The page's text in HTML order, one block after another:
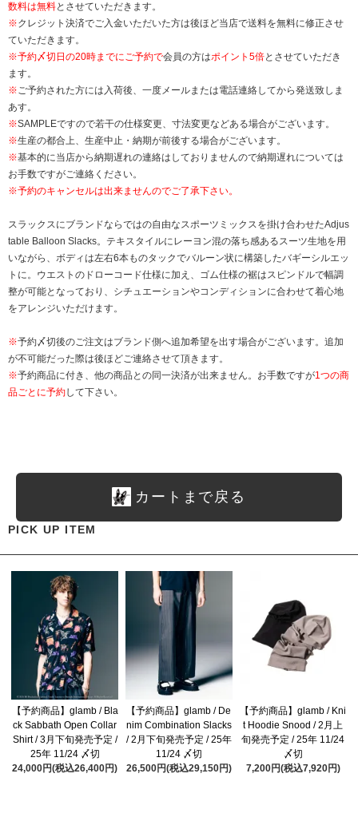
数料は無料とさせていただきます。
※クレジット決済でご入金いただいた方は後ほど当店で送料を無料に修正させ
ていただきます。
※予約〆切日の20時までにご予約で会員の方はポイント5倍とさせていただき
ます。
※ご予約された方には入荷後、一度メールまたは電話連絡してから発送致しま
あす。
※SAMPLEですので若干の仕様変更、寸法変更などある場合がございます。
※生産の都合上、生産中止・納期が前後する場合がございます。
※基本的に当店から納期遅れの連絡はしておりませんので納期遅れについては
お手数ですがご連絡ください。
※予約のキャンセルは出来ませんのでご了承下さい。
スラックスにブランドならではの自由なスポーツミックスを掛け合わせたAdjus
table Balloon Slacks。テキスタイルにレーヨン混の落ち感あるスーツ生地を用
いながら、ボディは左右6本ものタックでバルーン状に構築したバギーシルエッ
トに。ウエストのドローコード仕様に加え、ゴム仕様の裾はスピンドルで幅調
整が可能となっており、シチュエーションやコンディションに合わせて着心地
をアレンジいただけます。
※予約〆切後のご注文はブランド側へ追加希望を出す場合がございます。追加
が不可能だった際は後ほどご連絡させて頂きます。
※予約商品に付き、他の商品との同一決済が出来ません。お手数ですが1つの商
品ごとに予約して下さい。
カートまで戻る
PICK UP ITEM
【予約商品】glamb / Bla
ck Sabbath Open Collar
Shirt / 3月下旬発売予定 /
25年 11/24 〆切
24,000円(税込26,400円)
【予約商品】glamb / De
nim Combination Slacks
/ 2月下旬発売予定 / 25年
11/24 〆切
26,500円(税込29,150円)
【予約商品】glamb / Kni
t Hoodie Snood / 2月上
旬発売予定 / 25年 11/24
〆切
7,200円(税込7,920円)